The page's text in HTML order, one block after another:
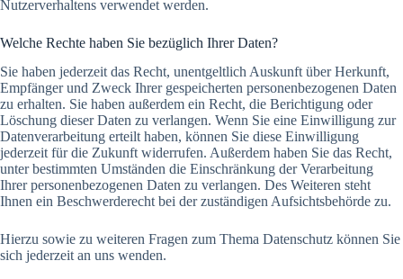
Nutzerverhaltens verwendet werden.
Welche Rechte haben Sie bezüglich Ihrer Daten?
Sie haben jederzeit das Recht, unentgeltlich Auskunft über Herkunft,
Empfänger und Zweck Ihrer gespeicherten personenbezogenen Daten
zu erhalten. Sie haben außerdem ein Recht, die Berichtigung oder
Löschung dieser Daten zu verlangen. Wenn Sie eine Einwilligung zur
Datenverarbeitung erteilt haben, können Sie diese Einwilligung
jederzeit für die Zukunft widerrufen. Außerdem haben Sie das Recht,
unter bestimmten Umständen die Einschränkung der Verarbeitung
Ihrer personenbezogenen Daten zu verlangen. Des Weiteren steht
Ihnen ein Beschwerderecht bei der zuständigen Aufsichtsbehörde zu.
Hierzu sowie zu weiteren Fragen zum Thema Datenschutz können Sie
sich jederzeit an uns wenden.